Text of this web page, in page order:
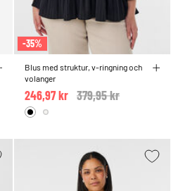
-35%
Blus med struktur, v-ringning och
volanger
Price reduced from
379,95 kr
246,97 kr